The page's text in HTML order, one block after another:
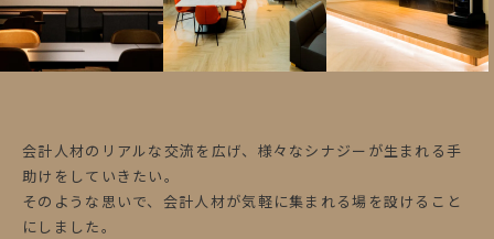
会計人材のリアルな交流を広げ、様々なシナジーが生まれる手
助けをしていきたい。
そのような思いで、会計人材が気軽に集まれる場を設けること
にしました。